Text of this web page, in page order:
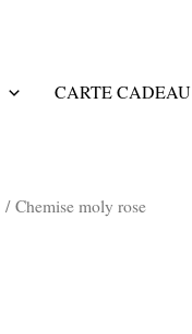
CARTE CADEAU
/ Chemise moly rose